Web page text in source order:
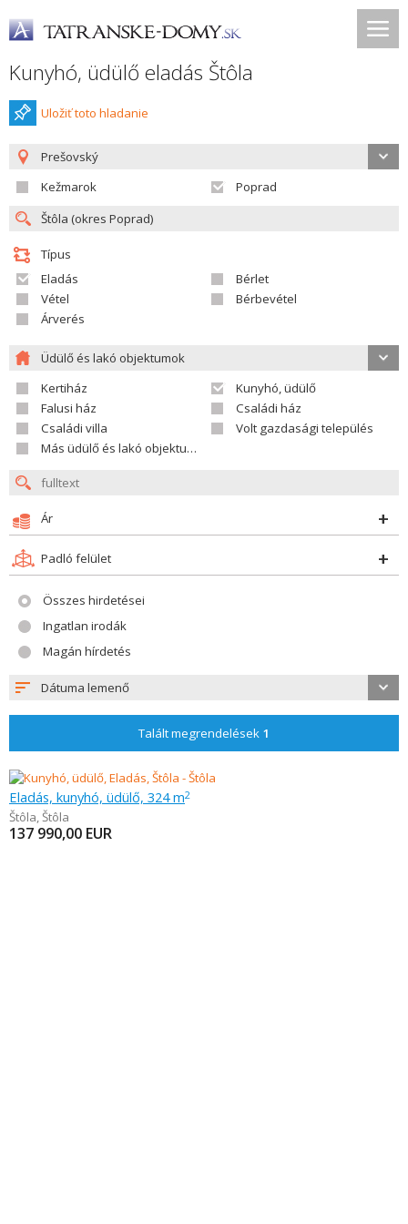
Kunyhó, üdülő eladás Štôla
Uložiť toto hladanie
Prešovský
Kežmarok
Poprad
Típus
Eladás
Bérlet
Vétel
Bérbevétel
Árverés
Üdülő és lakó objektumok
Kertiház
Kunyhó, üdülő
Falusi ház
Családi ház
Családi villa
Volt gazdasági település
Más üdülő és lakó objektumok
Ár
Padló felület
Összes hirdetései
Ingatlan irodák
Magán hírdetés
Dátuma lemenő
Talált megrendelések 1
Eladás, kunyhó, üdülő, 324 m2
Štôla,Štôla
137 990,00 EUR